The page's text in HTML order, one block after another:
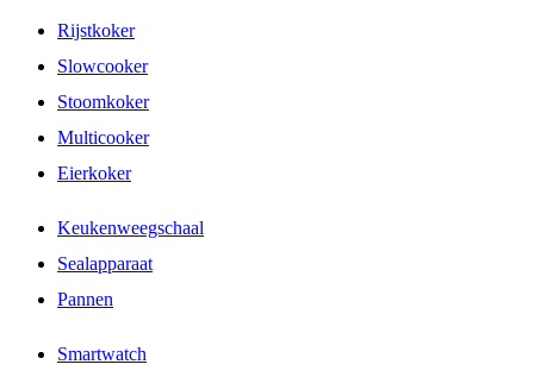
Rijstkoker
Slowcooker
Stoomkoker
Multicooker
Eierkoker
Keukenweegschaal
Sealapparaat
Pannen
Smartwatch